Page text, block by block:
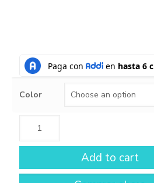
Color
Add to cart